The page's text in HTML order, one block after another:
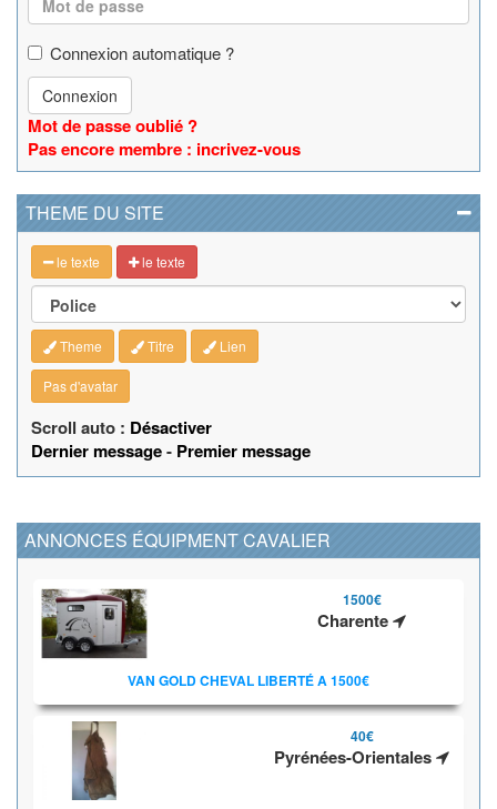
Connexion automatique ?
Connexion
Mot de passe oublié ?
Pas encore membre : incrivez-vous
THEME DU SITE
le texte le texte
Theme Titre Lien
Pas d'avatar
Scroll auto : Désactiver
Dernier message- Premier message
ANNONCES ÉQUIPMENT CAVALIER
1500€
Charente
VAN GOLD CHEVAL LIBERTÉ A 1500€
40€
Pyrénées-Orientales